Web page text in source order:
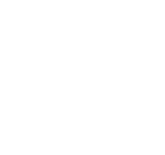
del cuerpo: Triángulo, Color: Multicolor,